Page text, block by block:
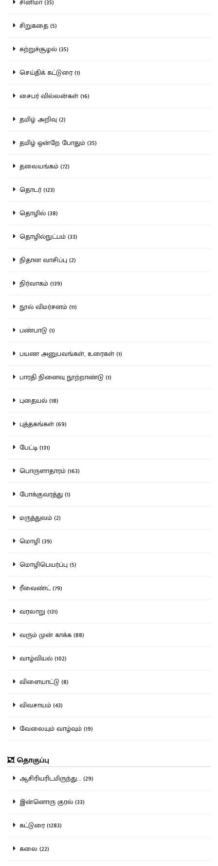
சினிமா (35)
சிறுகதை (5)
சுற்றுச்சூழல் (35)
செய்திக் கட்டுரை (1)
சைபர் வில்லன்கள் (16)
தமிழ் அறிவு (2)
தமிழ் ஒன்றே போதும் (35)
தலையங்கம் (72)
தொடர் (123)
தொழில் (38)
தொழில்நுட்பம் (33)
நிதான வாசிப்பு (2)
நிர்வாகம் (139)
நூல் விமர்சனம் (11)
பண்பாடு (1)
பயண அனுபவங்கள், உரைகள் (1)
பாரதி நினைவு நூற்றாண்டு (1)
புதையல் (18)
புத்தகங்கள் (69)
பேட்டி (131)
பொருளாதாரம் (163)
போக்குவரத்து (1)
மருத்துவம் (2)
மொழி (39)
மொழிபெயர்ப்பு (5)
ரீவைண்ட் (79)
வரலாறு (131)
வரும் முன் காக்க (88)
வாழ்வியல் (102)
விளையாட்டு (8)
விவசாயம் (43)
வேலையும் வாழ்வும் (19)
தொகுப்பு
ஆசிரியரிடமிருந்து... (29)
இன்னொரு குரல் (33)
கட்டுரை (1283)
கலை (22)